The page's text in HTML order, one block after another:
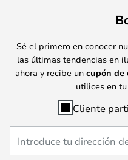
Sé el primero en conocer
las últimas tendencias en
ahora y recibe un cupón de
utilices en
Cliente